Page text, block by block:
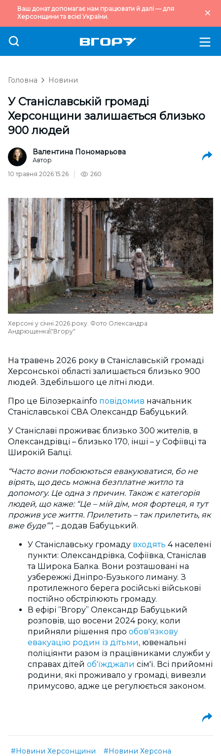
Ваш донат допомагає нам працювати й далі — для
Херсонщини та всієї України.
Головна Новини
У Станіславській громаді
Херсонщини залишається близько
900 людей
Валентина Пономарьова
Автор
10 травня 2026 15:26
260
Херсоні у січні 2026 року. Фото Олександра
Андрющенка\"Вгору"
На травень 2026 року в Станіславській громаді
Херсонської області залишається близько 900
людей. Здебільшого це літні люди.
Про це Білозерка.info повідомив начальник
Станіславської СВА Олександр Бабуцький.
У Станіславі проживає близько 300 жителів, в
Олександрівці – близько 170, інші – у Софіївці та
Широкій Балці.
“Часто вони побоюються евакуюватися, бо не
вірять, що десь можна безплатне житло та
допомогу. Це одна з причин. Також є категорія
людей, що каже: “Це – мій дім, моя фортеця, я тут
прожив усе життя. Прилетить – так прилетить, як
вже буде””, –додав Бабуцький.
У Станіславську громаду входять 4 населені
пункти: Олександрівка, Софіївка, Станіслав
та Широка Балка. Вони розташовані на
узбережжі Дніпро-Бузького лиману. З
протилежного берега російські військові
постійно обстрілюють громаду.
В ефірі “Вгору” Олександр Бабуцький
розповів, що восени 2024 року, коли
прийняли рішення про обов'язкову
евакуацію родин із дітьми, ювенальні
поліціянти разом із працівниками служби у
справах дітей об'їжджали сім'ї. Всі прийомні
родини, які проживало у громаді, вивезли
примусово, адже це регулюється законом.
#Новини Херсонщини
#Новини Херсона